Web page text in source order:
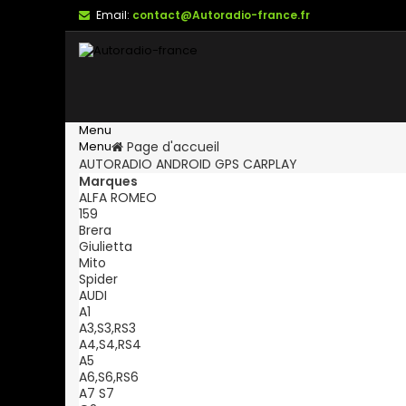
Email: contact@Autoradio-france.fr
Menu
Menu
Page d'accueil
AUTORADIO ANDROID GPS CARPLAY
Marques
ALFA ROMEO
159
Brera
Giulietta
Mito
Spider
AUDI
A1
A3,S3,RS3
A4,S4,RS4
A5
A6,S6,RS6
A7 S7